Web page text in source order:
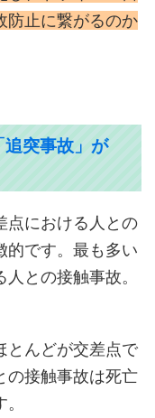
防止に繋がるのか
突事故」が
点における人との
的です。最も多い
との接触事故。
とんどが交差点で
の接触事故は死亡